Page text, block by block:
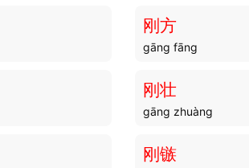
刚方
gāng fāng
刚壮
gāng zhuàng
刚镞